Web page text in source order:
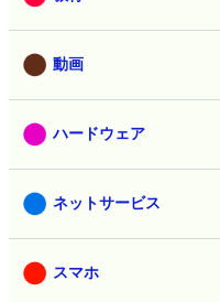
動画
ハードウェア
ネットサービス
スマホ